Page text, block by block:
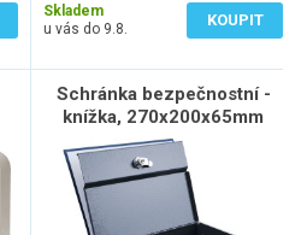
Skladem
u vás do 9.8.
KOUPIT
Schránka bezpečnostní -
knížka, 270x200x65mm